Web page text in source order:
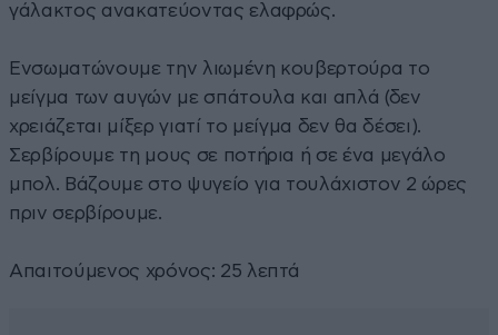
γάλακτος ανακατεύοντας ελαφρώς.
Ενσωματώνουμε την λιωμένη κουβερτούρα το
μείγμα των αυγών με σπάτουλα και απλά (δεν
χρειάζεται μίξερ γιατί το μείγμα δεν θα δέσει).
Σερβίρουμε τη μους σε ποτήρια ή σε ένα μεγάλο
μπολ. Βάζουμε στο ψυγείο για τουλάχιστον 2 ώρες
πριν σερβίρουμε.
Απαιτούμενος χρόνος: 25 λεπτά